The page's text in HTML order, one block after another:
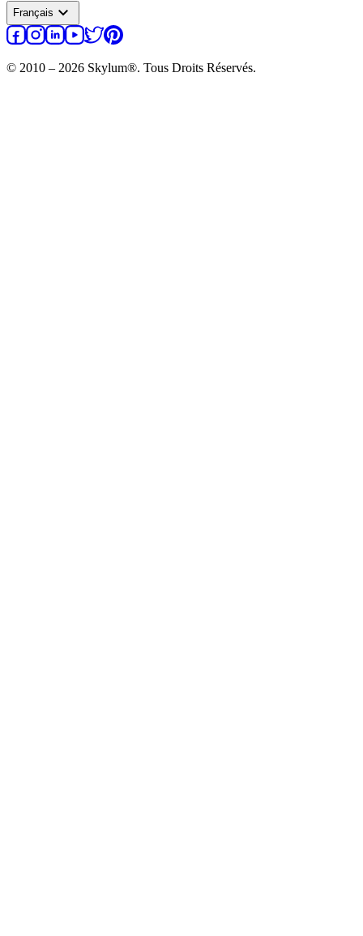
Français expand_more
© 2010 – 2026 Skylum®. Tous Droits Réservés.